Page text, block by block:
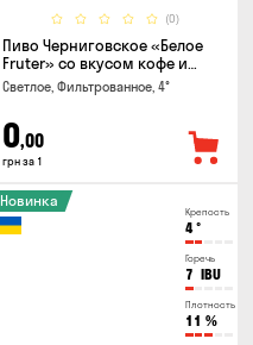
(0)
Пиво Черниговское «Белое
Fruter» со вкусом кофе и
апельсина 0.5 л
Светлое, Фильтрованное, 4°
0,00
грн за 1
Крепость
4°
Горечь
7 IBU
Плотность
11 %
Новинка